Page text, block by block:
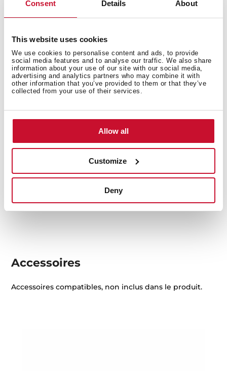
Consent Details About
This website uses cookies
We use cookies to personalise content and ads, to provide
social media features and to analyse our traffic. We also share
information about your use of our site with our social media,
advertising and analytics partners who may combine it with
other information that you’ve provided to them or that they’ve
collected from your use of their services.
Allow all
Customize
Deny
Guide d'entretien et de nettoyage
Fiche produit
Dessin de l'installation affleurante
Dessin de l'installation supérieure
Images haute résolution
3D
Accessoires
Accessoires compatibles, non inclus dans le produit.